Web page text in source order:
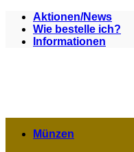
Zum
Inhalt
springen
Aktionen/News
Wie bestelle ich?
Informationen
Münzen